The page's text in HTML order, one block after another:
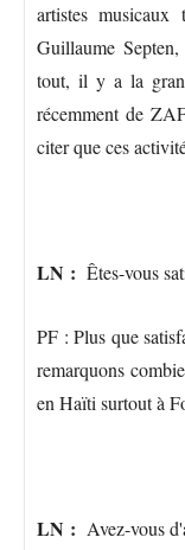
artistes
Guillaume
tout, il y a la
récemment de
citer que ces
LN : Êtes-vous
PF : Plus que
remarquons
en Haïti surtout à
LN : Avez-vous